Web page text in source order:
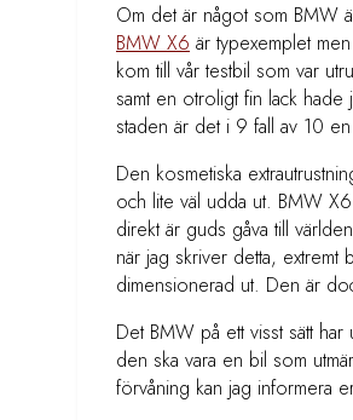
Om det är något som BMW
BMW X6 är typexemplet
kom till vår testbil som var
samt en otroligt fin lack
staden är det i 9 fall av 10
Den kosmetiska
och lite väl udda ut. BMW
direkt är guds gåva till
när jag skriver detta, extremt
dimensionerad ut. Den är
Det BMW på ett visst sätt
den ska vara en bil som
förvåning kan jag informera